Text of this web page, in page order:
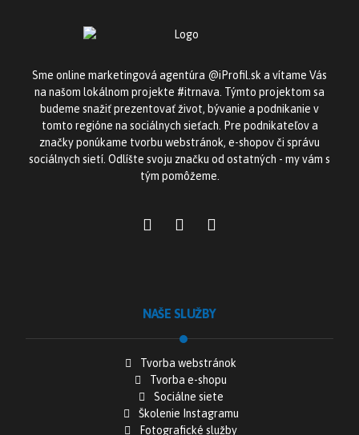
Sme online marketingová agentúra @iProfil.sk a vítame Vás
na našom lokálnom projekte #itrnava. Týmto projektom sa
budeme snažiť prezentovať život, bývanie a podnikanie v
tomto regióne na sociálnych sieťach. Pre podnikateľov a
značky ponúkame tvorbu webstránok, e-shopov či správu
sociálnych sietí. Odlíšte svoju značku od ostatných - my vám s
tým pomôžeme.
NAŠE SLUŽBY
Tvorba webstránok
Tvorba e-shopu
Sociálne siete
Školenie Instagramu
Fotografické služby